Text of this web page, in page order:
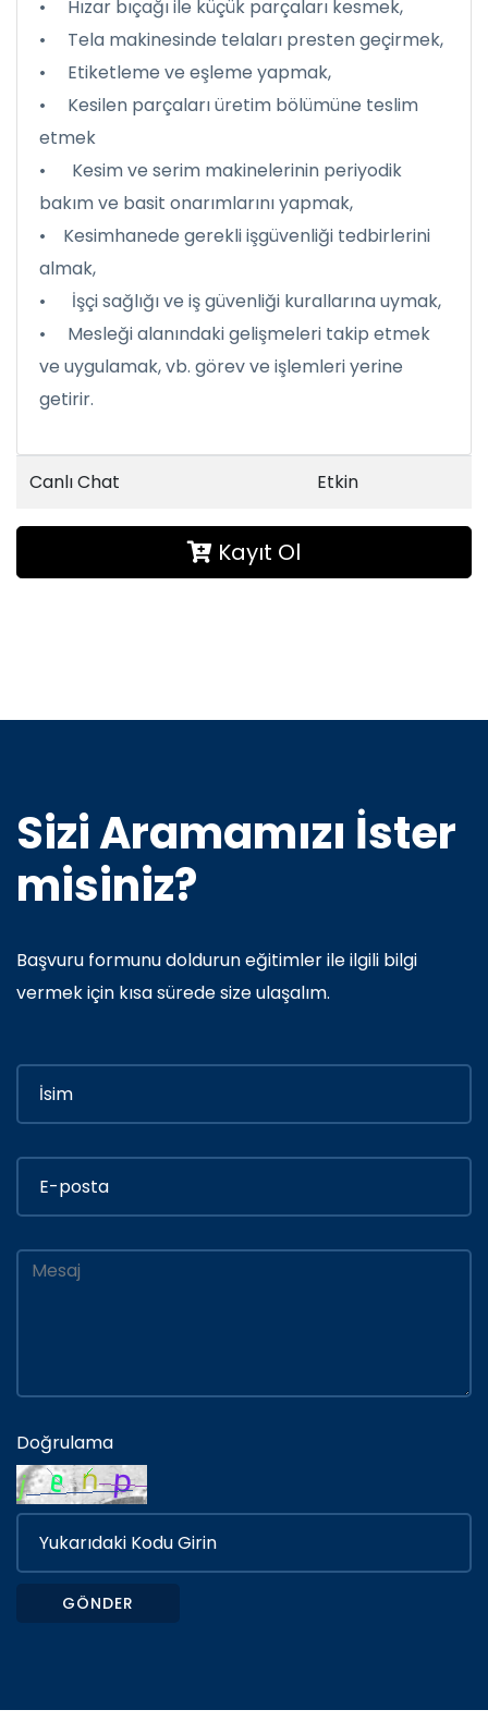
• Hızar bıçağı ile küçük parçaları kesmek,
• Tela makinesinde telaları presten geçirmek,
• Etiketleme ve eşleme yapmak,
• Kesilen parçaları üretim bölümüne teslim
etmek
• Kesim ve serim makinelerinin periyodik
bakım ve basit onarımlarını yapmak,
• Kesimhanede gerekli işgüvenliği tedbirlerini
almak,
• İşçi sağlığı ve iş güvenliği kurallarına uymak,
• Mesleği alanındaki gelişmeleri takip etmek
ve uygulamak, vb. görev ve işlemleri yerine
getirir.
Canlı Chat Etkin
Kayıt Ol
Sizi Aramamızı İster
misiniz?
Başvuru formunu doldurun eğitimler ile ilgili bilgi
vermek için kısa sürede size ulaşalım.
Doğrulama
GÖNDER